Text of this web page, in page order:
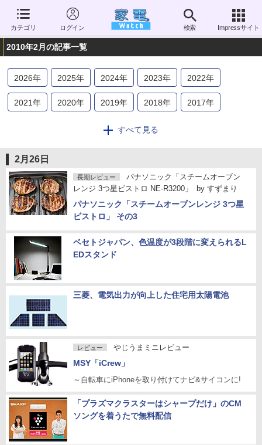
カテゴリ ログイン 検索 Impressサイト
2010年2月の記事一覧
2026年 2025年 2024年 2023年 2022年
2021年 2020年 2019年 2018年 2017年
2014年 2013
2006年
すべて見る
2月26日
長期レビュー
パナソニック「スチームオーブン
レンジ 3つ星ビストロ NE-R3200」
by すずまり
パナソニック「スチームオーブンレンジ 3つ星
ビストロ」 その3
ベセトジャパン、色温度が3段階に変えられるL
EDスタンド
三菱、電気出力が向上した住宅用太陽電池
レビュー やじうまミニレビュー
MSY「iCrew」
～自転車にiPhoneを取り付けてナビ&サイコンに!
「プラズマクラスターはシャープだけ」のCM
ソングを着うたで無料配信